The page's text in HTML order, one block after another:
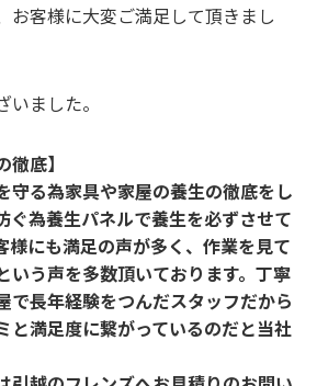
お客様に大変ご満足して頂きまし
ました。
徹底】
守る為家具や家屋の養生の徹底をし
ぐ為養生パネルで養生を必ずさせて
様にも満足の声が多く、作業を見て
いう声を多数頂いております。丁寧
で長年経験をつんだスタッフだから
と満足度に繋がっているのだと当社